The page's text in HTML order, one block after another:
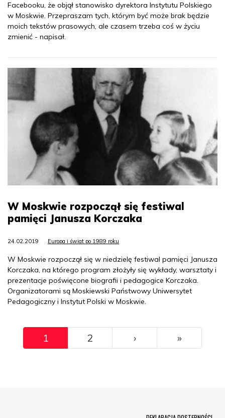
Facebooku, że objął stanowisko dyrektora Instytutu Polskiego
w Moskwie. Przepraszam tych, którym być może brak będzie
moich tekstów prasowych, ale czasem trzeba coś w życiu
zmienić - napisał.
W Moskwie rozpoczął się festiwal
pamięci Janusza Korczaka
24.02.2019 Europa i świat po 1989 roku
W Moskwie rozpoczął się w niedzielę festiwal pamięci Janusza
Korczaka, na którego program złożyły się wykłady, warsztaty i
prezentacje poświęcone biografii i pedagogice Korczaka.
Organizatorami są Moskiewski Państwowy Uniwersytet
Pedagogiczny i Instytut Polski w Moskwie.
Pagination
1 2 ››› »Ostatni